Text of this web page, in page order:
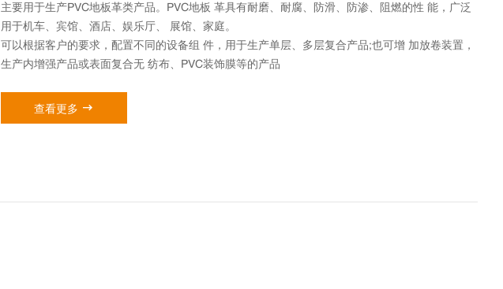
主要用于生产PVC地板革类产品。PVC地板 革具有耐磨、耐腐、防滑、防渗、阻燃的性 能，广泛
用于机车、宾馆、酒店、娱乐厅、 展馆、家庭。
可以根据客户的要求，配置不同的设备组 件，用于生产单层、多层复合产品;也可增 加放卷装置，
生产内增强产品或表面复合无 纺布、PVC装饰膜等的产品
查看更多 